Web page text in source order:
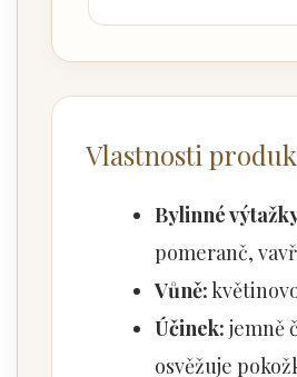
Vlastnosti
Bylinné
pomeranč,
Vůně:
Účinek: jemně
osvěžuje